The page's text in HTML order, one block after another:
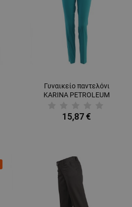
Γυναικείο παντελόνι
KARINA PETROLEUM
15,87 €